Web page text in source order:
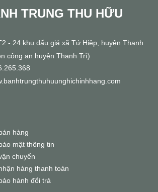
TRUNG THU HỮU
- 24 khu đấu giá xã Tứ Hiệp, huyện Thanh
công an huyện Thanh Trì)
hàng
mật thông tin
chuyển
hàng thanh toán
hành đổi trả